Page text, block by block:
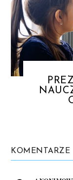
KOMENTARZE